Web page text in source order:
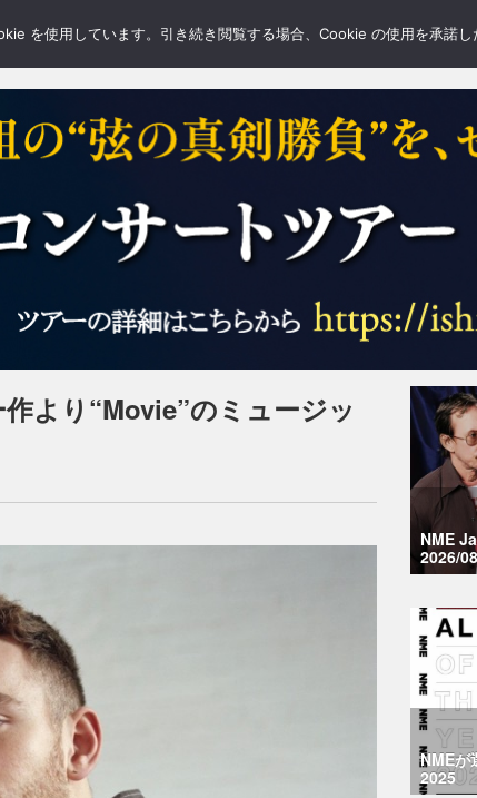
BLOGS FEATURE
より“Movie”のミュージッ
NME
2026/
NMEが
2025
を使用しています。引き続き閲覧する場合、Cookie の使用を承諾し